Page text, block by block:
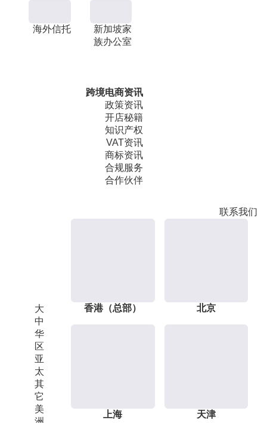
海外信托
新加坡家
族办公室
跨境电商资讯
政策资讯
开店秘籍
知识产权
VAT资讯
商标资讯
合规服务
合作伙伴
联系我们
大
中
华
区
亚
太
其
它
美
香港（总部） 北京
上海 天津